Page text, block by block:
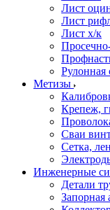
Лист
Лист
Лист х/к
Рулонная
Метизы
Крепеж,
Сваи
Сетка,
Инженерные
Детали
Запорная